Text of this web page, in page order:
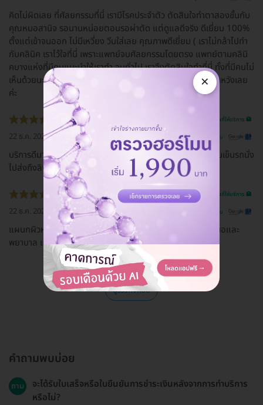
คิดไม่ผิดเลย ที่ศัลยกรรมที่นี่ เรามีโรคประจำตัว ตัดสินใจทำตาสองชั้นกับ
คุณหมอสานิจ รอนานหน่อยตอนรอผ่าตัด แต่ดูแลดีจริง ดีเยี่ยม 100%
ตั้งแต่เข้าจนออก ไม่มีเหวี่ยง วีนใส่เลย คุณภาพดีเยี่ยม ( เราไม่กล้าไปทำ
กับคลินิค เราไว้ใจที่นี่ เพราะแพทย์จบศัลยกรรมโดยตรง แพทย์ตามคลินิ
คบางแห่งที่มีคนแนะนำให้เราทำ จบทั่วไป เราจึงตัดสินใจทำที่นี่ ทั้งที่มีคนไม่
เห็นด้วยนะ แต่เราเชื่อใจยันฮีค่ะ ) ชอบมากๆ คิดไม่ผิด และไม่ผิดหวังเลย
ค่ะ
รีวิวสถานที่ให้บริการ 🏥
22 ธ.ค. 2022 ดูรีวิวต้นฉบับ
บริการดีมาก มีคนเดินพาไปทุกจุด มีที่นั่งรอดี มีที่ชาร์ทแบต มีคนเข็นรถนั่ง
ไปส่งถึงลิฟท์
รีวิวสถานที่ให้บริการ 🏥
22 ธ.ค. 2022 ดูรีวิวต้นฉบับ
แผนกผิวหนัง Skin and laser center บริการดีมากค่ะ คุณหมอและ
พยาบาล แนะนำค่ะ
ดูรีวิวทั้งหมด
คำถามพบบ่อย
ถาม
จะได้รับใบเสร็จหรือใบยืนยันการชำระเงินหลังจากการทำบริการ
หรือไม่?
×